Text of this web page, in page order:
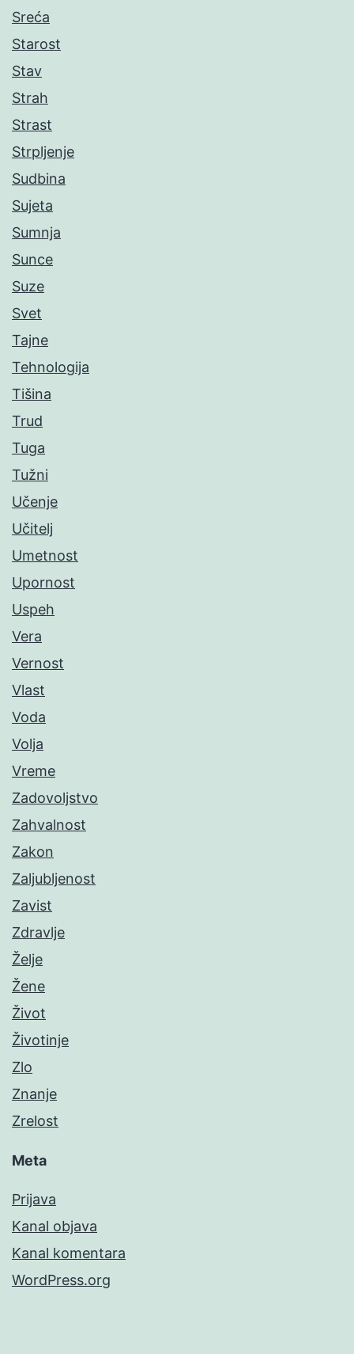
Sreća
Starost
Stav
Strah
Strast
Strpljenje
Sudbina
Sujeta
Sumnja
Sunce
Suze
Svet
Tajne
Tehnologija
Tišina
Trud
Tuga
Tužni
Učenje
Učitelj
Umetnost
Upornost
Uspeh
Vera
Vernost
Vlast
Voda
Volja
Vreme
Zadovoljstvo
Zahvalnost
Zakon
Zaljubljenost
Zavist
Zdravlje
Želje
Žene
Život
Životinje
Zlo
Znanje
Zrelost
Meta
Prijava
Kanal objava
Kanal komentara
WordPress.org